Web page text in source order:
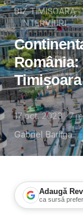
BIZ TIMIȘOARA
INTERVIURI
Timișoara
17 oct. 2023 7
Gabriel Barliga
Adaugă
ca sursă